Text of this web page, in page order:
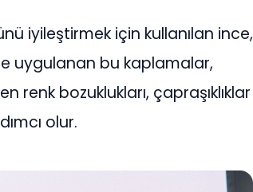
iyileştirmek için kullanılan ince,
uygulanan bu kaplamalar,
bozuklukları, çapraşıklıklar
olur.